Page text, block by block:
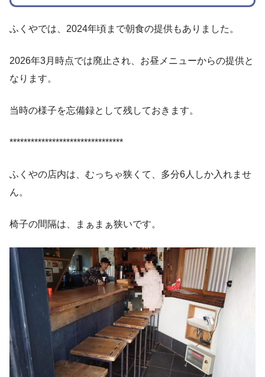
ふくやでは、2024年頃まで朝食の提供もありました。
2026年3月時点では廃止され、お昼メニューからの提供と
なります。
当時の様子を忘備録として残しておきます。
********************************
ふくやの店内は、むっちゃ狭くて、多分6人しか入れませ
ん。
椅子の間隔は、まぁまぁ狭いです。